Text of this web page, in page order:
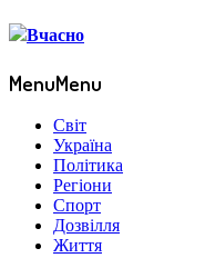
MenuMenu
Світ
Україна
Політика
Регіони
Спорт
Дозвілля
Життя